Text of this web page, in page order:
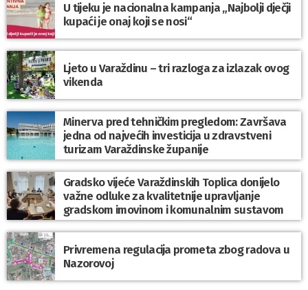
U tijeku je nacionalna kampanja „Najbolji dječji
kupaći je onaj koji se nosi“
Ljeto u Varaždinu – tri razloga za izlazak ovog
vikenda
Minerva pred tehničkim pregledom: Završava
jedna od najvećih investicija u zdravstveni
turizam Varaždinske županije
Gradsko vijeće Varaždinskih Toplica donijelo
važne odluke za kvalitetnije upravljanje
gradskom imovinom i komunalnim sustavom
Privremena regulacija prometa zbog radova u
Nazorovoj